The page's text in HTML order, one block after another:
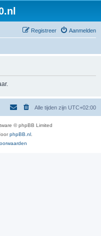
Aanmelden
Registreer
Alle tijden zijn UTC+02:00
© phpBB Limited
phpBB.nl